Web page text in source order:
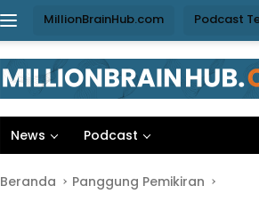
MillionBrainHub.com Podcast
News Podcast
Beranda Panggung Pemikiran